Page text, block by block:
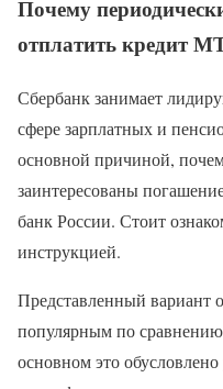
Почему
отплатить кредит
Сбербанк занимает
сфере зарплатных и
основной причиной,
заинтересованы
банк России. Стоит
инструкцией.
Представленный вариант
популярным по
основном это